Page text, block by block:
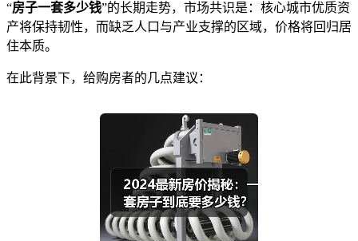
“房子一套多少钱”的长期走势，市场共识是：核心城市优质资
产将保持韧性，而缺乏人口与产业支撑的区域，价格将回归居
住本质。
在此背景下，给购房者的几点建议：